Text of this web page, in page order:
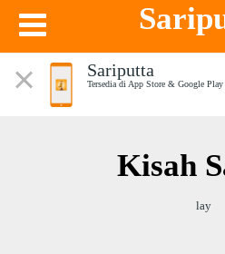
Sariputta
Tersedia di App Store & Google Play
Kisah
lay